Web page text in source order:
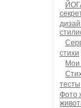
стихи
Мои
тесты
Фото